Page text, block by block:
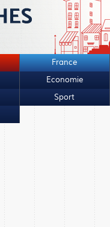
France
Economie
Sport